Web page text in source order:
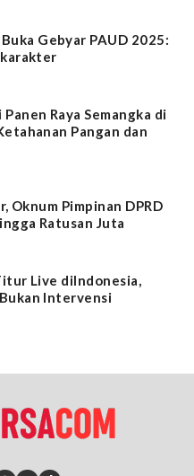
Gebyar PAUD 2025:
Raya Semangka di
Pangan dan
Oknum Pimpinan DPRD
Ratusan Juta
Live diIndonesia,
Intervensi